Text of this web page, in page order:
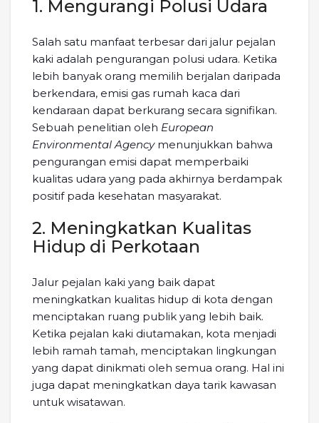
1. Mengurangi Polusi Udara
Salah satu manfaat terbesar dari jalur pejalan
kaki adalah pengurangan polusi udara. Ketika
lebih banyak orang memilih berjalan daripada
berkendara, emisi gas rumah kaca dari
kendaraan dapat berkurang secara signifikan.
Sebuah penelitian oleh European
Environmental Agencymenunjukkan bahwa
pengurangan emisi dapat memperbaiki
kualitas udara yang pada akhirnya berdampak
positif pada kesehatan masyarakat.
2. Meningkatkan Kualitas
Hidup di Perkotaan
Jalur pejalan kaki yang baik dapat
meningkatkan kualitas hidup di kota dengan
menciptakan ruang publik yang lebih baik.
Ketika pejalan kaki diutamakan, kota menjadi
lebih ramah tamah, menciptakan lingkungan
yang dapat dinikmati oleh semua orang. Hal ini
juga dapat meningkatkan daya tarik kawasan
untuk wisatawan.